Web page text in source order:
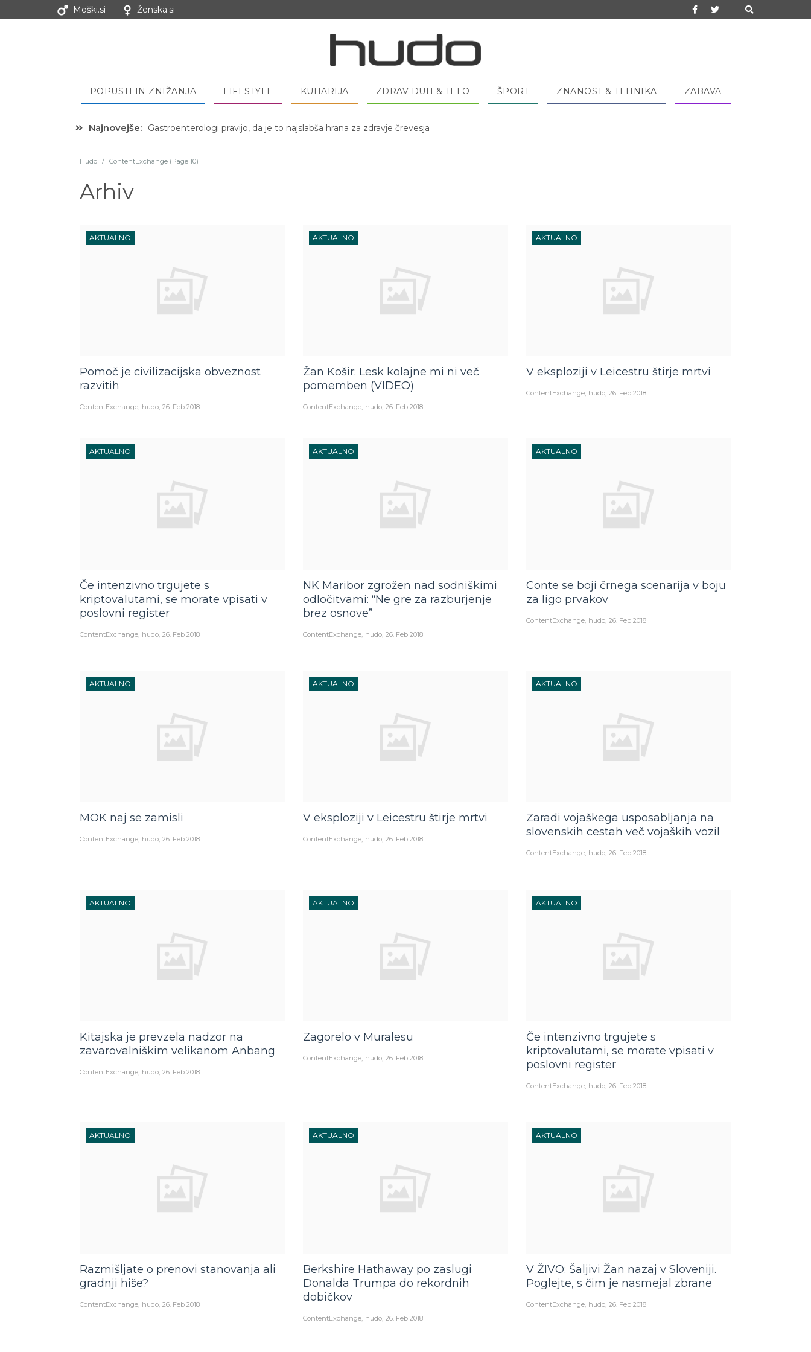
Moški.si Ženska.si
POPUSTI IN ZNIŽANJA LIFESTYLE KUHARIJA ZDRAV DUH & TELO ŠPORT ZNANOST & TEHNIKA ZABAVA
Najnovejše:
Gastroenterologi pravijo, da je to najslabša hrana za zdravje črevesja
Hudo / ContentExchange (Page 10)
Arhiv
AKTUALNO
Pomoč je civilizacijska obveznost
razvitih
ContentExchange hudo 26. Feb 2018
AKTUALNO
Žan Košir: Lesk kolajne mi ni več
pomemben (VIDEO)
ContentExchange hudo 26. Feb 2018
AKTUALNO
V eksploziji v Leicestru štirje mrtvi
ContentExchange hudo 26. Feb 2018
AKTUALNO
Če intenzivno trgujete s
kriptovalutami, se morate vpisati v
poslovni register
ContentExchange hudo 26. Feb 2018
AKTUALNO
NK Maribor zgrožen nad sodniškimi
odločitvami: “Ne gre za razburjenje
brez osnove”
ContentExchange hudo 26. Feb 2018
AKTUALNO
Conte se boji črnega scenarija v boju
za ligo prvakov
ContentExchange hudo 26. Feb 2018
AKTUALNO
MOK naj se zamisli
ContentExchange hudo 26. Feb 2018
AKTUALNO
V eksploziji v Leicestru štirje mrtvi
ContentExchange hudo 26. Feb 2018
AKTUALNO
Zaradi vojaškega usposabljanja na
slovenskih cestah več vojaških vozil
ContentExchange hudo 26. Feb 2018
AKTUALNO
Kitajska je prevzela nadzor na
zavarovalniškim velikanom Anbang
ContentExchange hudo 26. Feb 2018
AKTUALNO
Zagorelo v Muralesu
ContentExchange hudo 26. Feb 2018
AKTUALNO
Če intenzivno trgujete s
kriptovalutami, se morate vpisati v
poslovni register
ContentExchange hudo 26. Feb 2018
AKTUALNO
Razmišljate o prenovi stanovanja ali
gradnji hiše?
ContentExchange hudo 26. Feb 2018
AKTUALNO
Berkshire Hathaway po zaslugi
Donalda Trumpa do rekordnih
dobičkov
ContentExchange hudo 26. Feb 2018
AKTUALNO
V ŽIVO: Šaljivi Žan nazaj v Sloveniji.
Poglejte, s čim je nasmejal zbrane
ContentExchange hudo 26. Feb 2018